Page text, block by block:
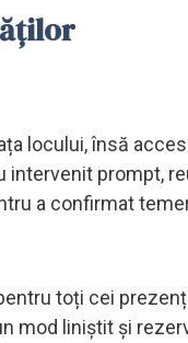
locului, însă
intervenit prompt,
a confirmat
toți cei
mod liniștit și